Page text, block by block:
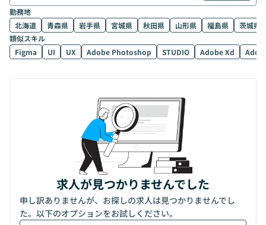
勤務地
北海道
青森県 岩手県 宮城県 秋田県 山形県 福島県
茨城県
類似スキル
Figma
UI UX Adobe Photoshop STUDIO Adobe Xd
求人が見つかりませんでした
申し訳ありませんが、お探しの求人は見つかりませんでし
た。以下のオプションをお試しください。